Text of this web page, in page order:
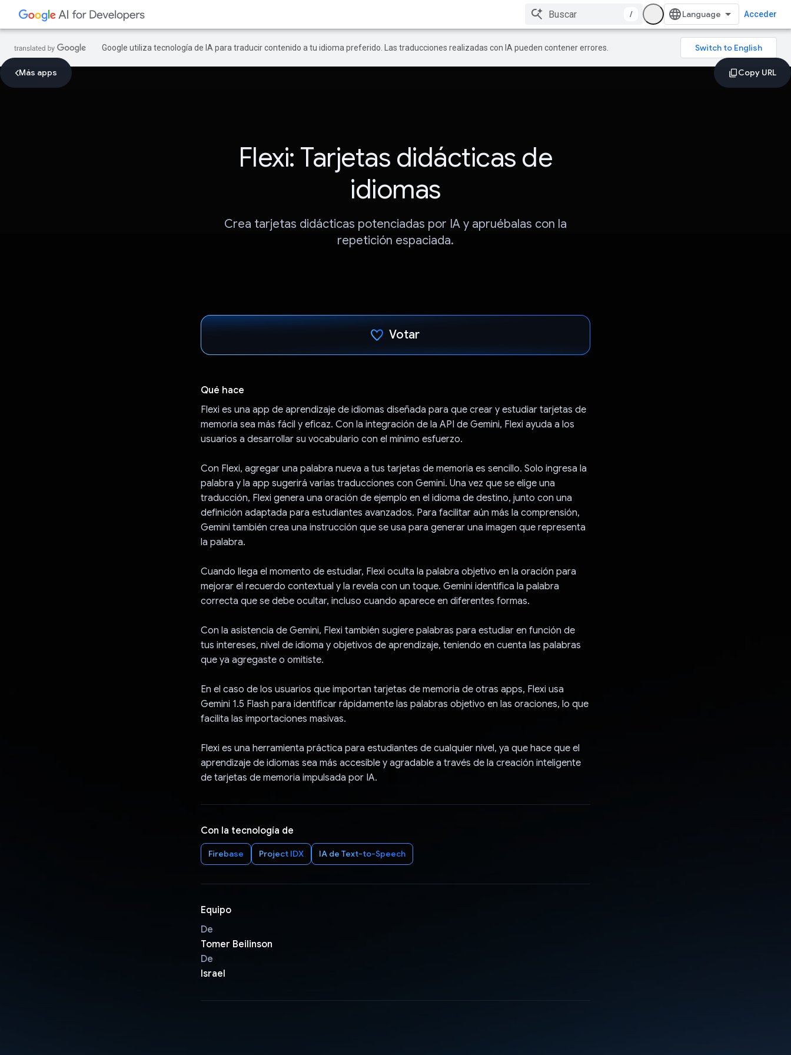
/ Acceder
Google utiliza tecnología de IA para traducir contenido a tu idioma preferido. Las traducciones realizadas con IA pueden contener errores.
Más apps
Flexi: Tarjetas didácticas de
idiomas
Crea tarjetas didácticas potenciadas por IA y apruébalas con la
repetición espaciada.
Votar
Qué hace
Flexi es una app de aprendizaje de idiomas diseñada para que crear y estudiar tarjetas de
memoria sea más fácil y eficaz. Con la integración de la API de Gemini, Flexi ayuda a los
usuarios a desarrollar su vocabulario con el mínimo esfuerzo.
Con Flexi, agregar una palabra nueva a tus tarjetas de memoria es sencillo. Solo ingresa la
palabra y la app sugerirá varias traducciones con Gemini. Una vez que se elige una
traducción, Flexi genera una oración de ejemplo en el idioma de destino, junto con una
definición adaptada para estudiantes avanzados. Para facilitar aún más la comprensión,
Gemini también crea una instrucción que se usa para generar una imagen que representa
la palabra.
Cuando llega el momento de estudiar, Flexi oculta la palabra objetivo en la oración para
mejorar el recuerdo contextual y la revela con un toque. Gemini identifica la palabra
correcta que se debe ocultar, incluso cuando aparece en diferentes formas.
Con la asistencia de Gemini, Flexi también sugiere palabras para estudiar en función de
tus intereses, nivel de idioma y objetivos de aprendizaje, teniendo en cuenta las palabras
que ya agregaste o omitiste.
En el caso de los usuarios que importan tarjetas de memoria de otras apps, Flexi usa
Gemini 1.5 Flash para identificar rápidamente las palabras objetivo en las oraciones, lo que
facilita las importaciones masivas.
Flexi es una herramienta práctica para estudiantes de cualquier nivel, ya que hace que el
aprendizaje de idiomas sea más accesible y agradable a través de la creación inteligente
de tarjetas de memoria impulsada por IA.
Con la tecnología de
Firebase Project IDX IA de Text-to-Speech
Equipo
De
Tomer Beilinson
De
Israel